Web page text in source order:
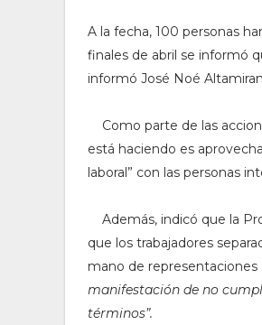
A la fecha, 100 personas
finales de abril se informó
informó José Noé
Como parte de las
está haciendo es
laboral” con las personas
Además, indicó que la
que los trabajadores
mano de representaciones
manifestación de no
términos”.